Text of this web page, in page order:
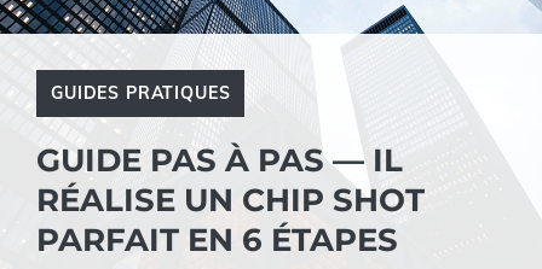
GUIDES PRATIQUES
GUIDE PAS À PAS — IL
RÉALISE UN CHIP SHOT
PARFAIT EN 6 ÉTAPES